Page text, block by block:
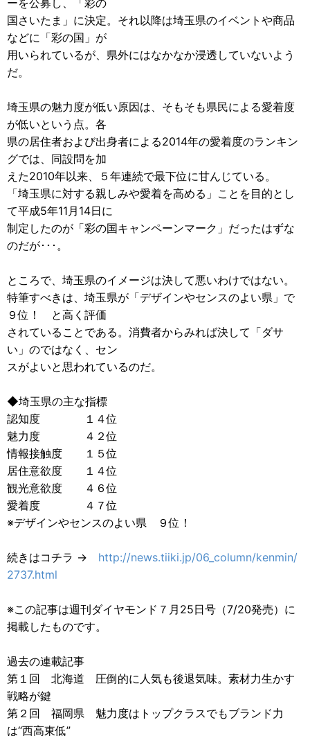
ーを公募し、「彩の
国さいたま」に決定。それ以降は埼玉県のイベントや商品
などに「彩の国」が
用いられているが、県外にはなかなか浸透していないよう
だ。
埼玉県の魅力度が低い原因は、そもそも県民による愛着度
が低いという点。各
県の居住者および出身者による2014年の愛着度のランキン
グでは、同設問を加
えた2010年以来、５年連続で最下位に甘んじている。
「埼玉県に対する親しみや愛着を高める」ことを目的とし
て平成5年11月14日に
制定したのが「彩の国キャンペーンマーク」だったはずな
のだが･･･。
ところで、埼玉県のイメージは決して悪いわけではない。
特筆すべきは、埼玉県が「デザインやセンスのよい県」で
９位！ と高く評価
されていることである。消費者からみれば決して「ダサ
い」のではなく、セン
スがよいと思われているのだ。
◆埼玉県の主な指標
認知度 １４位
魅力度 ４２位
情報接触度 １５位
居住意欲度 １４位
観光意欲度 ４６位
愛着度 ４７位
※デザインやセンスのよい県 ９位！
続きはコチラ → http://news.tiiki.jp/06_column/kenmin/
2737.html
※この記事は週刊ダイヤモンド７月25日号（7/20発売）に
掲載したものです。
過去の連載記事
第１回 北海道 圧倒的に人気も後退気味。素材力生かす
戦略が鍵
第２回 福岡県 魅力度はトップクラスでもブランド力
は“西高東低”